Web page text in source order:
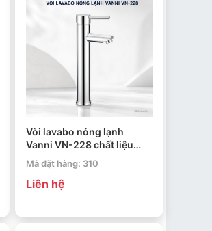
Vòi lavabo nóng lạnh
Vanni VN-228 chất liệu
đồng thau mạ crome
Mã đặt hàng: 310
Liên hệ